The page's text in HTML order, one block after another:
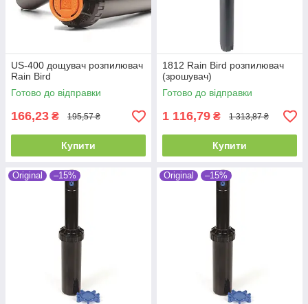
US-400 дощувач розпилювач
Rain Bird
Готово до відправки
166,23 ₴ 195,57 ₴
Купити
1812 Rain Bird розпилювач
(зрошувач)
Готово до відправки
1 116,79 ₴ 1 313,87 ₴
Купити
Original –15% Original –15%